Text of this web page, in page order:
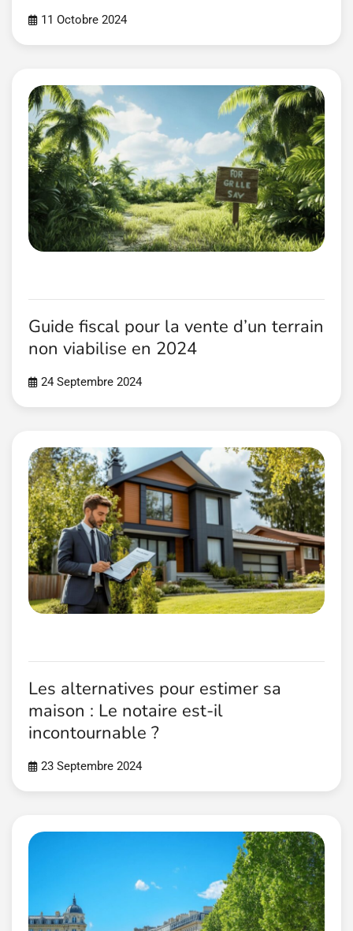
11 Octobre 2024
Guide fiscal pour la vente d’un terrain
non viabilise en 2024
24 Septembre 2024
Les alternatives pour estimer sa
maison : Le notaire est-il
incontournable ?
23 Septembre 2024